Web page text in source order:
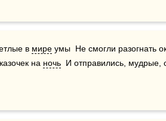
в мире умы  Не смогли разогнать
на ночь
И отправились, мудрые,